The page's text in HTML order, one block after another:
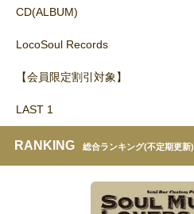
CD(ALBUM)
LocoSoul Records
【会員限定割引対象】
LAST 1
RANKING 総合ランキング(不定期更新)